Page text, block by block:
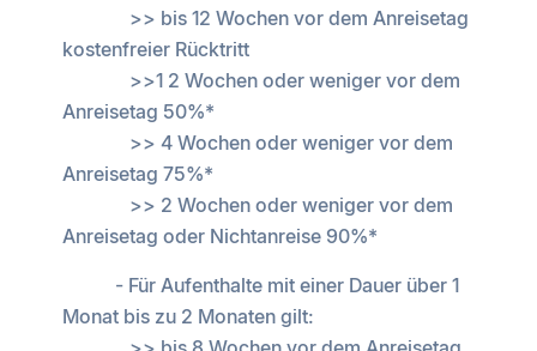
>> bis 12 Wochen vor dem Anreisetag
kostenfreier Rücktritt
>>1 2 Wochen oder weniger vor dem
Anreisetag 50%*
>> 4 Wochen oder weniger vor dem
Anreisetag 75%*
>> 2 Wochen oder weniger vor dem
Anreisetag oder Nichtanreise 90%*
- Für Aufenthalte mit einer Dauer über 1
Monat bis zu 2 Monaten gilt: